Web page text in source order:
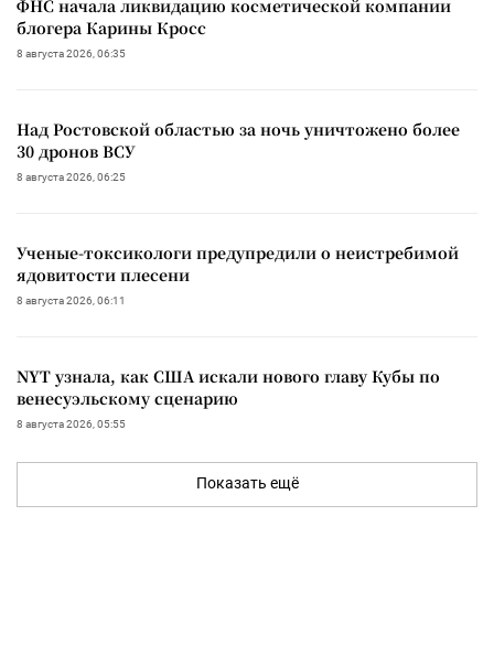
ФНС начала ликвидацию косметической компании
блогера Карины Кросс
8 августа 2026, 06:35
Над Ростовской областью за ночь уничтожено более
30 дронов ВСУ
8 августа 2026, 06:25
Ученые-токсикологи предупредили о неистребимой
ядовитости плесени
8 августа 2026, 06:11
NYT узнала, как США искали нового главу Кубы по
венесуэльскому сценарию
8 августа 2026, 05:55
Показать ещё